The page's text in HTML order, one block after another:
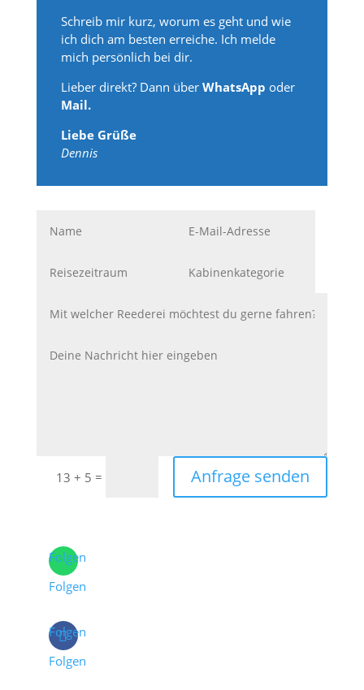
Schreib mir kurz, worum es geht und wie
ich dich am besten erreiche. Ich melde
mich persönlich bei dir.
Lieber direkt? Dann überWhatsApp oder
Mail.
Liebe Grüße
Dennis
13 + 5 = Anfrage senden
Folgen
Folgen
Folgen
Folgen